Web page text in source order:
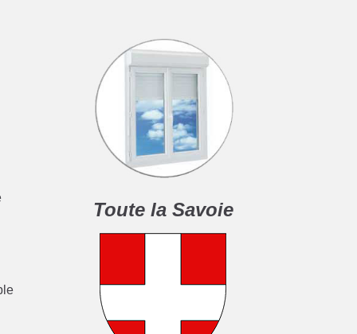
Toute la Savoie